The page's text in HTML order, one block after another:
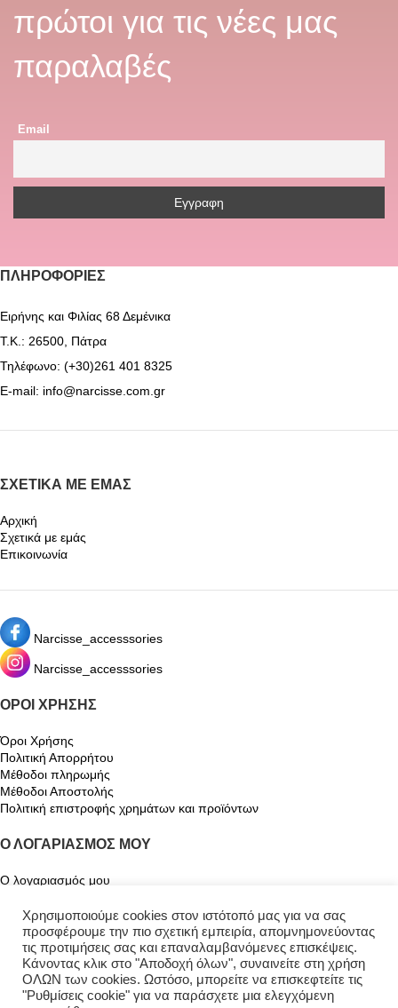
πρώτοι για τις νέες μας
παραλαβές
Email
ΠΛΗΡΟΦΟΡΊΕΣ
Ειρήνης και Φιλίας 68 Δεμένικα
Τ.Κ.: 26500, Πάτρα
Τηλέφωνο: (+30)261 401 8325
E-mail: info@narcisse.com.gr
ΣΧΕΤΙΚΆ ΜΕ ΕΜΆΣ
Αρχική
Σχετικά με εμάς
Επικοινωνία
Narcisse_accesssories
Narcisse_accesssories
ΌΡΟΙ ΧΡΉΣΗΣ
Όροι Χρήσης
Πολιτική Απορρήτου
Μέθοδοι πληρωμής
Μέθοδοι Αποστολής
Πολιτική επιστροφής χρημάτων και προϊόντων
Ο ΛΟΓΑΡΙΑΣΜΌΣ ΜΟΥ
Ο λογαριασμός μου
Αγαπημένα
Παρακολούθηση Παραγγελίας
Χρησιμοποιούμε cookies στον ιστότοπό μας για να σας
προσφέρουμε την πιο σχετική εμπειρία, απομνημονεύοντας
τις προτιμήσεις σας και επαναλαμβανόμενες επισκέψεις.
Κάνοντας κλικ στο "Αποδοχή όλων", συναινείτε στη χρήση
ΟΛΩΝ των cookies. Ωστόσο, μπορείτε να επισκεφτείτε τις
"Ρυθμίσεις cookie" για να παράσχετε μια ελεγχόμενη